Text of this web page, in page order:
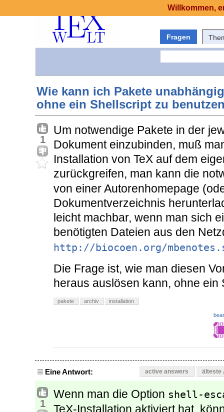
Fragen
Wie kann ich Pakete
ohne ein Shellscript zu
1
Um notwendige Pakete in der
Dokument einzubinden, muß
Installation von TeX auf dem
zurückgreifen, man kann die
von einer Autorenhomepage
Dokumentverzeichnis
leicht machbar, wenn man sich
benötigten Dateien aus den
http://biocoen.org/
Die Frage ist, wie man diesen
heraus auslösen kann, ohne ein
pakete archiv installation
Eine Antwort: active answers älteste
1
Wenn man die Option shell-
TeX-Installation aktiviert hat,
Willkommen,